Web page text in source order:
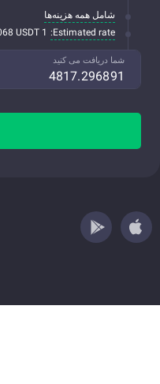
شامل همه هزینه‌ها
Estimated rate:
1 DOGE ~ 0.068 USDT
شما دریافت می کنید